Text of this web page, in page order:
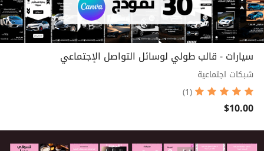
سيارات - قالب طولي لوسائل التواصل الإجتماعي
شبكات اجتماعية
(1)
$10.00